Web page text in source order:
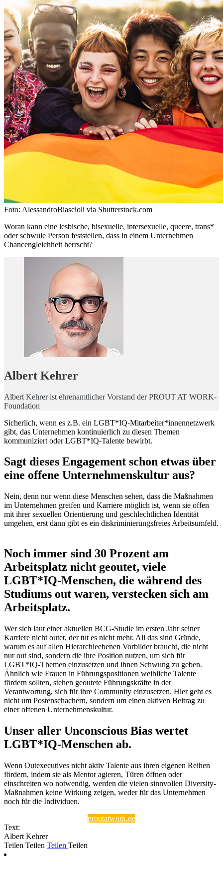
Foto: AlessandroBiascioli via Shutterstock.com
Woran kann eine lesbische, bisexuelle, intersexuelle, queere, trans*
oder schwule Person feststellen, dass in einem Unternehmen
Chancengleichheit herrscht?
Albert Kehrer
Albert Kehrer ist ehrenamtlicher Vorstand der PROUT AT WORK-
Foundation
Sicherlich, wenn es z.B. ein LGBT*IQ-Mitarbeiter*innennetzwerk
gibt, das Unternehmen kontinuierlich zu diesen Themen
kommuniziert oder LGBT*IQ-Talente bewirbt.
Sagt dieses Engagement schon etwas über
eine offene Unternehmenskultur aus?
Nein, denn nur wenn diese Menschen sehen, dass die Maßnahmen
im Unternehmen greifen und Karriere möglich ist, wenn sie offen
mit ihrer sexuellen Orientierung und geschlechtlichen Identität
umgehen, erst dann gibt es ein diskriminierungsfreies Arbeitsumfeld.
Noch immer sind 30 Prozent am
Arbeitsplatz nicht geoutet, viele
LGBT*IQ-Menschen, die während des
Studiums out waren, verstecken sich am
Arbeitsplatz.
Wer sich laut einer aktuellen BCG-Studie im ersten Jahr seiner
Karriere nicht outet, der tut es nicht mehr. All das sind Gründe,
warum es auf allen Hierarchieebenen Vorbilder braucht, die nicht
nur out sind, sondern die ihre Position nutzen, um sich für
LGBT*IQ-Themen einzusetzen und ihnen Schwung zu geben.
Ähnlich wie Frauen in Führungspositionen weibliche Talente
fördern sollten, stehen geoutete Führungskräfte in der
Verantwortung, sich für ihre Community einzusetzen. Hier geht es
nicht um Postenschachern, sondern um einen aktiven Beitrag zu
einer offenen Unternehmenskultur.
Unser aller Unconscious Bias wertet
LGBT*IQ-Menschen ab.
Wenn Outexecutives nicht aktiv Talente aus ihren eigenen Reihen
fördern, indem sie als Mentor agieren, Türen öffnen oder
einschreiten wo notwendig, werden die vielen sinnvollen Diversity-
Maßnahmen keine Wirkung zeigen, weder für das Unternehmen
noch für die Individuen.
proutatwork.de
Text:
Albert Kehrer
Teilen Teilen Teilen Teilen